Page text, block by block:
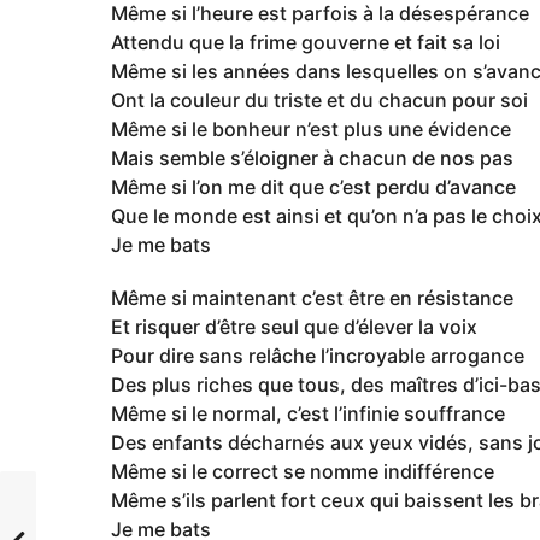
Même si l’heure est parfois à la désespérance
Attendu que la frime gouverne et fait sa loi
Même si les années dans lesquelles on
Ont la couleur du triste et du chacun pour soi
Même si le bonheur n’est plus une évidence
Mais semble s’éloigner à chacun de nos pas
Même si l’on me dit que c’est perdu d’avance
Que le monde est ainsi et qu’on n’a pas le choix
Je me bats
Même si maintenant c’est être en résistance
Et risquer d’être seul que d’élever la voix
Pour dire sans relâche l’incroyable arrogance
Des plus riches que tous, des maîtres d’ici-bas
Même si le normal, c’est l’infinie souffrance
Des enfants décharnés aux yeux vidés, sans
Même si le correct se nomme indifférence
Même s’ils parlent fort ceux qui baissent les
Je me bats